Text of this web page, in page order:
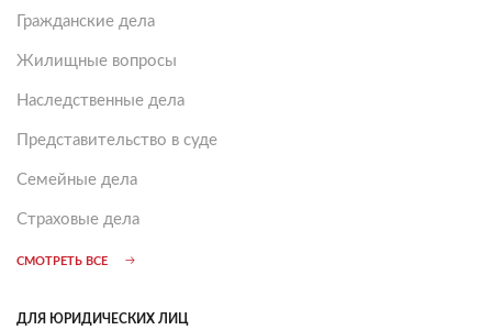
Гражданские дела
Жилищные вопросы
Наследственные дела
Представительство в суде
Семейные дела
Страховые дела
СМОТРЕТЬ ВСЕ
ДЛЯ ЮРИДИЧЕСКИХ ЛИЦ